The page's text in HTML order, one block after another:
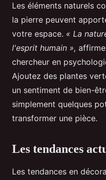
Les éléments naturels
la pierre peuvent
votre espace. « La
l'esprit humain »,
chercheur en
Ajoutez des plantes
un sentiment de bien-
simplement quelques
transformer une pièce.
Les tendances
Les tendances en